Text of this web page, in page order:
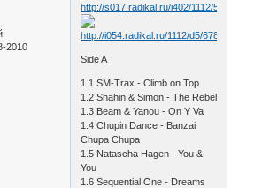
2010
Side A
1.1 SM-Trax - Climb on Top
1.2 Shahin & Simon - The Rebel
1.3 Beam & Yanou - On Y Va
1.4 Chupin Dance - Banzai
Chupa Chupa
1.5 Natascha Hagen - You &
You
1.6 Sequential One - Dreams